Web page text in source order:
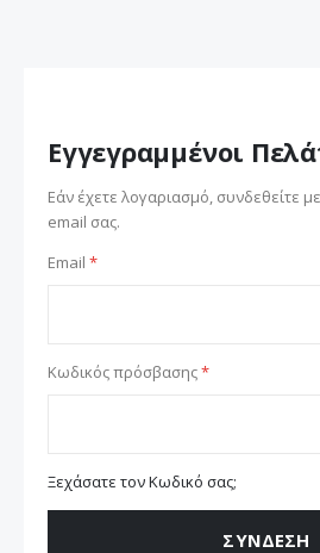
Εγγεγραμμένοι
Εάν έχετε λογαριασμό, συνδεθείτε
email σας.
Email
Κωδικός πρόσβασης
Ξεχάσατε τον Κωδικό σας;
ΣΎΝΔΕΣΗ